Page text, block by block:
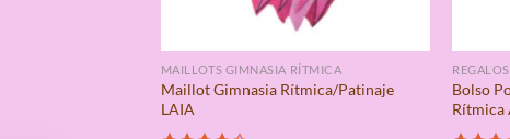
MAILLOTS GIMNASIA RÍTMICA
Maillot Gimnasia Rítmica/Patinaje
LAIA
Bolso
Rítmica